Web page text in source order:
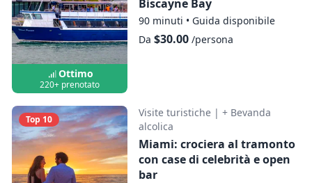
Ottimo
220+ prenotato
Biscayne Bay
90 minuti • Guida disponibile
Da $30.00/persona
Top 10
Visite turistiche | + Bevanda
alcolica
Miami: crociera al tramonto
con case di celebrità e open
bar